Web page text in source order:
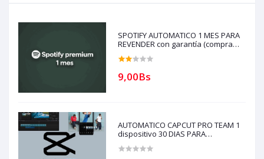
SPOTIFY AUTOMATICO 1 MES PARA
REVENDER con garantía (compra
solo si tienes creditos)
9,00Bs
AUTOMATICO CAPCUT PRO TEAM 1
dispositivo 30 DIAS PARA
puede comprar) para soporte